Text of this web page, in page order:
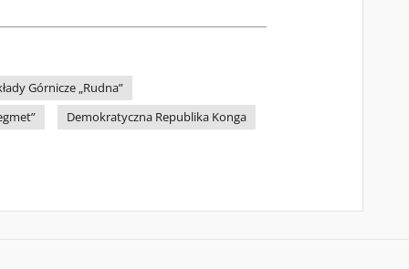
Górnicze „Rudna”
Demokratyczna Republika Konga